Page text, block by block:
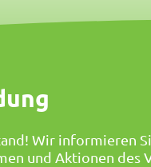
Wir informieren
und Aktionen des